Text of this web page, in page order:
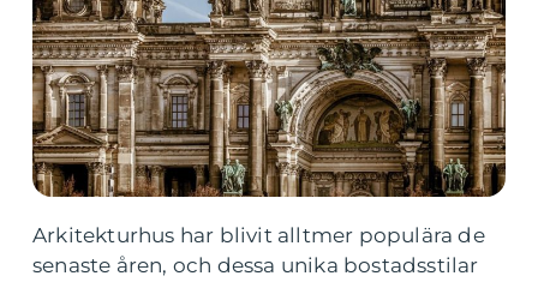
Arkitekturhus har blivit alltmer populära de
senaste åren, och dessa unika bostadsstilar